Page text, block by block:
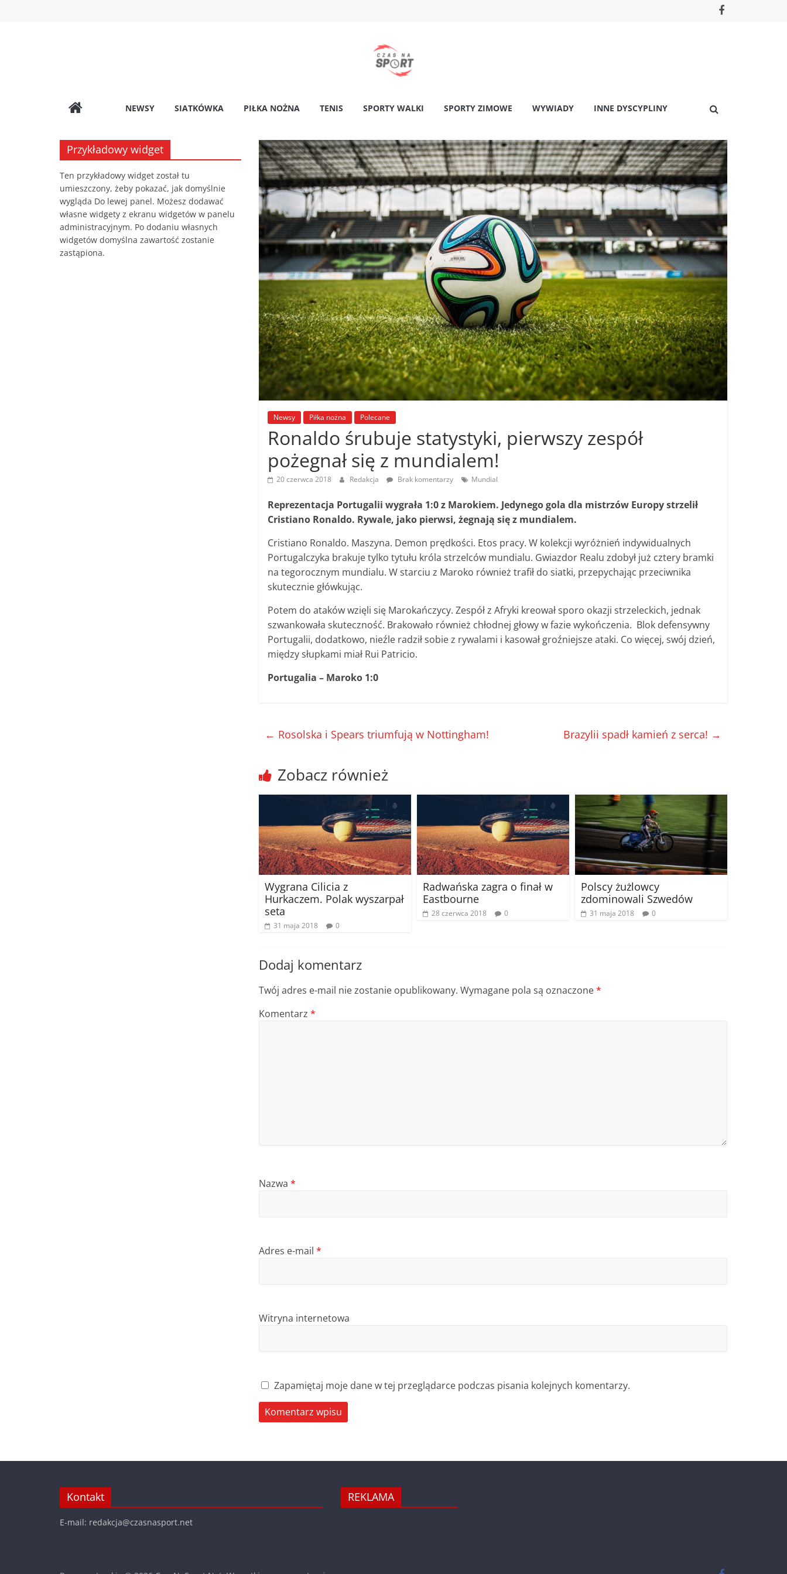
NEWSY SIATKÓWKA PIŁKA NOŻNA TENIS SPORTY WALKI SPORTY ZIMOWE WYWIADY INNE DYSCYPLINY
Newsy Piłka nożna Polecane
Ronaldo śrubuje statystyki, pierwszy zespół
pożegnał się z mundialem!
20 czerwca 2018 Redakcja Brak komentarzy Mundial
Reprezentacja Portugalii wygrała 1:0 z Marokiem. Jedynego gola dla mistrzów Europy strzelił
Cristiano Ronaldo. Rywale, jako pierwsi, żegnają się z mundialem.
Cristiano Ronaldo. Maszyna. Demon prędkości. Etos pracy. W kolekcji wyróżnień indywidualnych
Portugalczyka brakuje tylko tytułu króla strzelców mundialu. Gwiazdor Realu zdobył już cztery bramki
na tegorocznym mundialu. W starciu z Maroko również trafił do siatki, przepychając przeciwnika
skutecznie główkując.
Potem do ataków wzięli się Marokańczycy. Zespół z Afryki kreował sporo okazji strzeleckich, jednak
szwankowała skuteczność. Brakowało również chłodnej głowy w fazie wykończenia. Blok defensywny
Portugalii, dodatkowo, nieźle radził sobie z rywalami i kasował groźniejsze ataki. Co więcej, swój dzień,
między słupkami miał Rui Patricio.
Portugalia – Maroko 1:0
← Rosolska i Spears triumfują w Nottingham! Brazylii spadł kamień z serca! →
Zobacz również
Wygrana Cilicia z
Hurkaczem. Polak wyszarpał
seta
31 maja 2018 0
Radwańska zagra o finał w
Eastbourne
28 czerwca 2018 0
Polscy żużlowcy
zdominowali Szwedów
31 maja 2018 0
Dodaj komentarz
Twój adres e-mail nie zostanie opublikowany. Wymagane pola są oznaczone*
Komentarz *
Nazwa *
Adres e-mail *
Witryna internetowa
Zapamiętaj moje dane w tej przeglądarce podczas pisania kolejnych komentarzy.
Przykładowy widget
Ten przykładowy widget został tu
umieszczony, żeby pokazać, jak domyślnie
wygląda Do lewej panel. Możesz dodawać
własne widgety z ekranu widgetów w panelu
administracyjnym. Po dodaniu własnych
widgetów domyślna zawartość zostanie
zastąpiona.
Kontakt
E-mail: redakcja@czasnasport.net
REKLAMA